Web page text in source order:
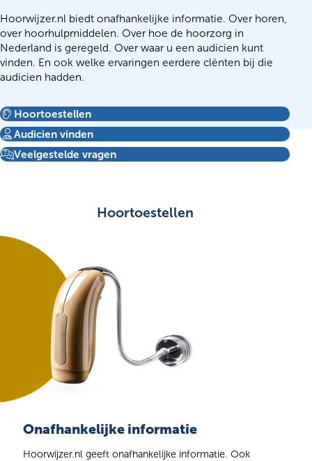
Hoorwijzer.nl biedt onafhankelijke informatie. Over horen,
over hoorhulpmiddelen. Over hoe de hoorzorg in
Nederland is geregeld. Over waar u een audicien kunt
vinden. En ook welke ervaringen eerdere clënten bij die
audicien hadden.
Hoortoestellen
Audicien vinden
Veelgestelde vragen
Hoortoestellen
Onafhankelijke informatie
Hoorwijzer.nl geeft onafhankelijke informatie. Ook